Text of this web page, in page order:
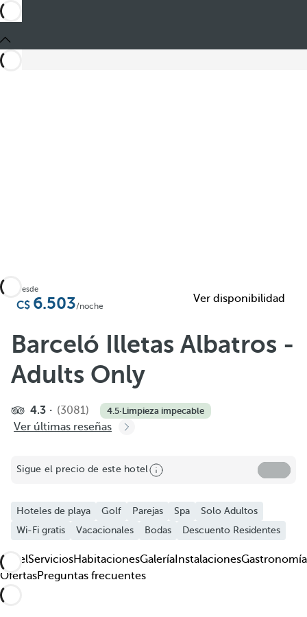
Añadir a favoritos
Ver más fotos y vídeos
Desde
6.503/noche
Ver disponibilidad
Barceló Illetas Albatros -
Adults Only
4.3 (3081) 4.5·Limpieza impecable
Ver últimas reseñas
Sigue el precio de este hotel
Hoteles de playa Golf Parejas Spa
Solo Adultos
Wi-Fi gratis
Vacacionales Bodas Descuento Residentes
HotelServiciosHabitacionesGalería InstalacionesGastronomía
OfertasPreguntas frecuentes